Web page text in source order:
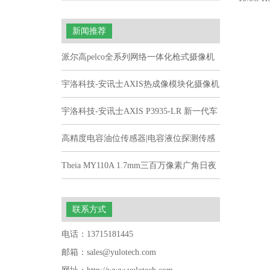
新闻推荐
派尔高pelco全系列网络一体化枪式摄像机
宇洛科技-安讯士AXIS热成像模块化摄像机
宇洛科技-安讯士AXIS P3935-LR 新一代车
载摄像机
高精度电容油位传感器|电容液位探测传感
器 型号CLS2
Theia MY110A 1.7mm三百万像素广角日夜
联系方式
电话：13715181445
邮箱：sales@yulotech.com